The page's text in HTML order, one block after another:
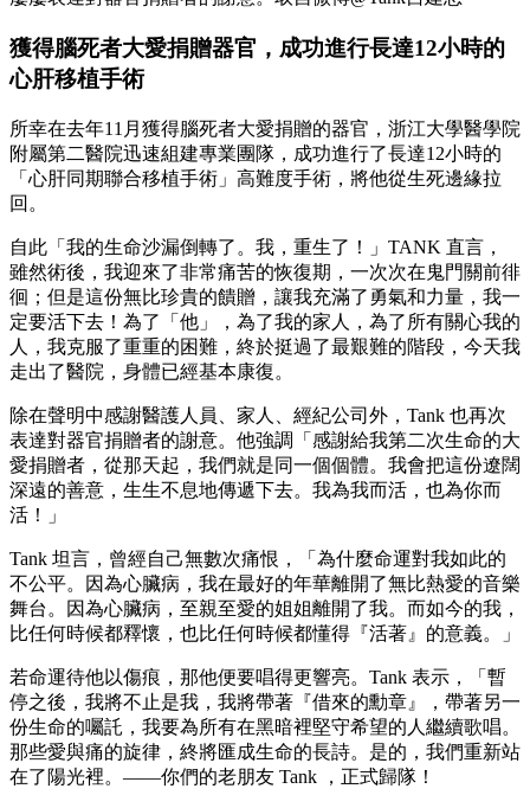
獲得腦死者大愛捐贈器官，成功進行長達12小時的
心肝移植手術
所幸在去年11月獲得腦死者大愛捐贈的器官，浙江大學醫學院
附屬第二醫院迅速組建專業團隊，成功進行了長達12小時的
「心肝同期聯合移植手術」高難度手術，將他從生死邊緣拉
回。
自此「我的生命沙漏倒轉了。我，重生了！」TANK 直言，
雖然術後，我迎來了非常痛苦的恢復期，一次次在鬼門關前徘
徊；但是這份無比珍貴的饋贈，讓我充滿了勇氣和力量，我一
定要活下去！為了「他」，為了我的家人，為了所有關心我的
人，我克服了重重的困難，終於挺過了最艱難的階段，今天我
走出了醫院，身體已經基本康復。
除在聲明中感謝醫護人員、家人、經紀公司外，Tank 也再次
表達對器官捐贈者的謝意。他強調「感謝給我第二次生命的大
愛捐贈者，從那天起，我們就是同一個個體。我會把這份遼闊
深遠的善意，生生不息地傳遞下去。我為我而活，也為你而
活！」
Tank 坦言，曾經自己無數次痛恨，「為什麼命運對我如此的
不公平。因為心臟病，我在最好的年華離開了無比熱愛的音樂
舞台。因為心臟病，至親至愛的姐姐離開了我。而如今的我，
比任何時候都釋懷，也比任何時候都懂得『活著』的意義。」
若命運待他以傷痕，那他便要唱得更響亮。Tank 表示，「暫
停之後，我將不止是我，我將帶著『借來的勳章』，帶著另一
份生命的囑託，我要為所有在黑暗裡堅守希望的人繼續歌唱。
那些愛與痛的旋律，終將匯成生命的長詩。是的，我們重新站
在了陽光裡。——你們的老朋友 Tank ，正式歸隊！